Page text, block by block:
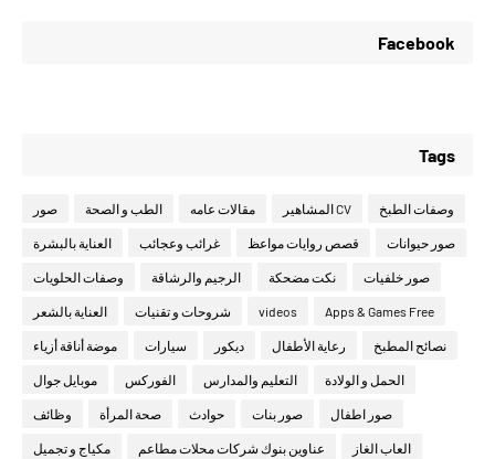
Facebook
Tags
صور الطب و الصحة مقالات عامه CV المشاهير وصفات الطبخ
العناية بالبشرة غرائب وعجائب قصص روايات مواعظ صور حيوانات
وصفات الحلويات الرجيم والرشاقة نكت مضحكة صور خلفيات
العناية بالشعر شروحات و تقنيات videos Apps & Games Free
موضة أناقة أزياء سيارات ديكور رعاية الأطفال نصائح المطبخ
موبايل جوال الفوركس التعليم والمدارس الحمل و الولادة
وظائف صحة المرأة حوادث صور بنات صور اطفال
مكياج و تجميل عناوين بنوك شركات محلات مطاعم العاب الغاز